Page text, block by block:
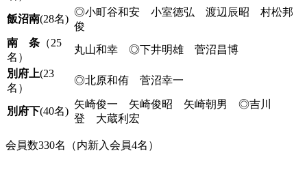
飯沼南(28名)
◎小町谷和安 小室徳弘 渡辺辰昭 村松邦
俊
南 条 （25
名）
丸山和幸 ◎下井明雄 菅沼昌博
別府上(23
名）
◎北原和侑 菅沼幸一
別府下(40名)
矢崎俊一 矢崎俊昭 矢崎朝男 ◎吉川
登 大蔵利宏
会員数330名（内新入会員4名）